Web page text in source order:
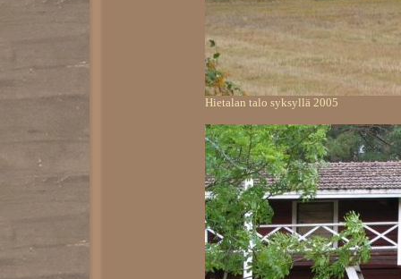
Hietalan talo syksyllä 2005